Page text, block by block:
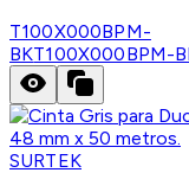
T100X000BPM-
BKT100X000BPM-
SURTEK